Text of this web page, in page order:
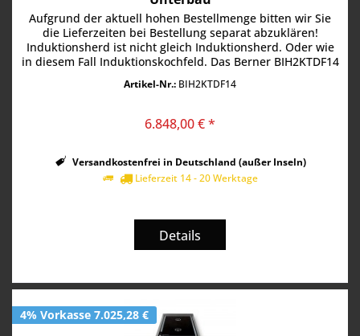
Aufgrund der aktuell hohen Bestellmenge bitten wir Sie
die Lieferzeiten bei Bestellung separat abzuklären!
Induktionsherd ist nicht gleich Induktionsherd. Oder wie
in diesem Fall Induktionskochfeld. Das Berner BIH2KTDF14
Artikel-Nr.: BIH2KTDF14
6.848,00 € *
Versandkostenfrei in Deutschland (außer Inseln)
Lieferzeit 14 - 20 Werktage
Details
4% Vorkasse 7.025,28 €